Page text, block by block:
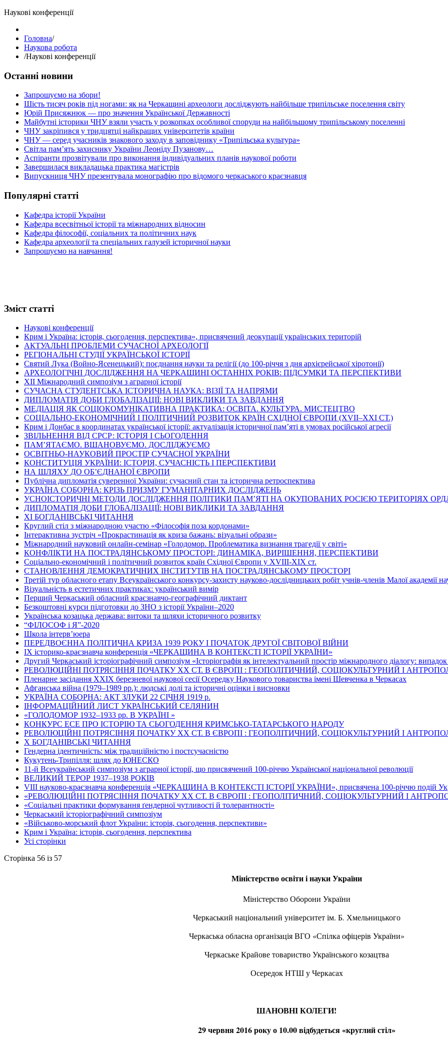
Наукові конференції
Головна/
Наукова робота
/Наукові конференції
Останні новини
Запрошуємо на збори!
Шість тисяч років під ногами: як на Черкащині археологи досліджують найбільше трипільське поселення світу
Юрій Присяжнюк — про значення Української Державності
Майбутні історики ЧНУ взяли участь у розкопках особливої споруди на найбільшому трипільському поселенні
ЧНУ закріпився у тридцятці найкращих університетів країни
ЧНУ — серед учасників знакового заходу в заповіднику «Трипільська культура»
Світла пам’ять захиснику України Леоніду Пузанову…
Аспіранти прозвітували про виконання індивідуальних планів наукової роботи
Завершилася викладацька практика магістрів
Випускниця ЧНУ презентувала монографію про відомого черкаського краєзнавця
Популярні статті
Кафедра історії України
Кафедра всесвітньої історії та міжнародних відносин
Кафедра філософії, соціальних та політичних наук
Кафедра археології та спеціальних галузей історичної науки
Запрошуємо на навчання!
Зміст статті
Наукові конференції
Крим і Україна: історія, сьогодення, перспектива», присвячений деокупації українських територій
АКТУАЛЬНІ ПРОБЛЕМИ СУЧАСНОЇ АРХЕОЛОГІЇ
РЕГІОНАЛЬНІ СТУДІЇ УКРАЇНСЬКОЇ ІСТОРІЇ
Святий Лука (Войно-Ясенецький): поєднання науки та релігії (до 100-річчя з дня архієрейської хіротонії)
АРХЕОЛОГІЧНІ ДОСЛІДЖЕННЯ НА ЧЕРКАЩИНІ ОСТАННІХ РОКІВ: ПІДСУМКИ ТА ПЕРСПЕКТИВИ
ХІІ Міжнародний симпозіум з аграрної історії
СУЧАСНА СТУДЕНТСЬКА ІСТОРИЧНА НАУКА: ВІЗІЇ ТА НАПРЯМИ
ДИПЛОМАТІЯ ДОБИ ГЛОБАЛІЗАЦІЇ: НОВІ ВИКЛИКИ ТА ЗАВДАННЯ
МЕДІАЦІЯ ЯК СОЦІОКОМУНІКАТИВНА ПРАКТИКА: ОСВІТА. КУЛЬТУРА. МИСТЕЦТВО
СОЦІАЛЬНО-ЕКОНОМІЧНИЙ І ПОЛІТИЧНИЙ РОЗВИТОК КРАЇН СХІДНОЇ ЄВРОПИ (ХVІІ–ХХІ СТ.)
Крим і Донбас в координатах української історії: актуалізація історичної пам’яті в умовах російської агресії
ЗВІЛЬНЕННЯ ВІД СРСР: ІСТОРІЯ І СЬОГОДЕННЯ
ПАМ’ЯТАЄМО. ВШАНОВУЄМО. ДОСЛІДЖУЄМО
ОСВІТНЬО-НАУКОВИЙ ПРОСТІР СУЧАСНОЇ УКРАЇНИ
КОНСТИТУЦІЯ УКРАЇНИ: ІСТОРІЯ, СУЧАСНІСТЬ І ПЕРСПЕКТИВИ
НА ШЛЯХУ ДО ОБ’ЄДНАНОЇ ЄВРОПИ
Публічна дипломатія суверенної України: сучасний стан та історична ретроспектива
УКРАЇНА СОБОРНА: КРІЗЬ ПРИЗМУ ГУМАНІТАРНИХ ДОСЛІДЖЕНЬ
УСНОІСТОРИЧНІ МЕТОДИ ДОСЛІДЖЕННЯ ПОЛІТИКИ ПАМ’ЯТІ НА ОКУПОВАНИХ РОСІЄЮ ТЕРИТОРІЯХ
ДИПЛОМАТІЯ ДОБИ ГЛОБАЛІЗАЦІЇ: НОВІ ВИКЛИКИ ТА ЗАВДАННЯ
ХІ БОГДАНІВСЬКІ ЧИТАННЯ
Круглий стіл з міжнародною участю «Філософія поза кордонами»
Інтерактивна зустріч «Прокрастинація як криза бажань: візуальні образи»
Міжнародний науковий онлайн-семінар «Голодомор. Проблематика визнання трагедії у світі»
КОНФЛІКТИ НА ПОСТРАДЯНСЬКОМУ ПРОСТОРІ: ДИНАМІКА, ВИРІШЕННЯ, ПЕРСПЕКТИВИ
Соціально-економічний і політичний розвиток країн Східної Європи у ХVІІІ-ХІХ ст.
СТАНОВЛЕННЯ ДЕМОКРАТИЧНИХ ІНСТИТУТІВ НА ПОСТРАДЯНСЬКОМУ ПРОСТОРІ
Третій тур обласного етапу Всеукраїнського конкурсу-захисту науково-дослідницьких робіт учнів-членів Малої академії
Візуальність в естетичних практиках: український вимір
Перший Черкаський обласний краєзнавчо-географічний диктант
Безкоштовні курси підготовки до ЗНО з історії України–2020
Українська козацька держава: витоки та шляхи історичного розвитку
“ФІЛОСОФ і Я”-2020
Школа інтерв’юера
ПЕРЕДВОЄННА ПОЛІТИЧНА КРИЗА 1939 РОКУ І ПОЧАТОК ДРУГОЇ СВІТОВОЇ ВІЙНИ
ІХ історико-краєзнавча конференція «ЧЕРКАЩИНА В КОНТЕКСТІ ІСТОРІЇ УКРАЇНИ»
Другий Черкаський історіографічний симпозіум «Історіографія як інтелектуальний простір міжнародного діалогу:
РЕВОЛЮЦІЙНІ ПОТРЯСІННЯ ПОЧАТКУ ХХ СТ. В ЄВРОПІ : ГЕОПОЛІТИЧНИЙ, СОЦІОКУЛЬТУРНИЙ І
Пленарне засідання ХХІХ березневої наукової сесії Осередку Наукового товариства імені Шевченка в Черкасах
Афганська війна (1979–1989 рр.): людські долі та історичні оцінки і висновки
УКРАЇНА СОБОРНА: АКТ ЗЛУКИ 22 СІЧНЯ 1919 р.
ІНФОРМАЦІЙНИЙ ЛИСТ УКРАЇНСЬКИЙ СЕЛЯНИН
«ГОЛОДОМОР 1932–1933 рр. В УКРАЇНІ »
КОНКУРС ЕСЕ ПРО ІСТОРІЮ ТА СЬОГОДЕННЯ КРИМСЬКО-ТАТАРСЬКОГО НАРОДУ
РЕВОЛЮЦІЙНІ ПОТРЯСІННЯ ПОЧАТКУ ХХ СТ. В ЄВРОПІ : ГЕОПОЛІТИЧНИЙ, СОЦІОКУЛЬТУРНИЙ І
Х БОГДАНІВСЬКІ ЧИТАННЯ
Гендерна ідентичність: між традиційністю і постсучасністю
Кукутень-Трипілля: шлях до ЮНЕСКО
11-й Всеукраїнський симпозіум з аграрної історії, що присвячений 100-річчю Української національної революції
ВЕЛИКИЙ ТЕРОР 1937–1938 РОКІВ
VІІІ науково-краєзнавча конференція «ЧЕРКАЩИНА В КОНТЕКСТІ ІСТОРІЇ УКРАЇНИ», присвячена 100-річчю подій
«РЕВОЛЮЦІЙНІ ПОТРЯСІННЯ ПОЧАТКУ ХХ СТ. В ЄВРОПІ : ГЕОПОЛІТИЧНИЙ, СОЦІОКУЛЬТУРНИЙ І
«Соціальні практики формування ґендерної чутливості й толерантності»
Черкаський історіографічний симпозіум
«Військово-морський флот України: історія, сьогодення, перспективи»
Крим і Україна: історія, сьогодення, перспектива
Усі сторінки
Сторінка 56 із 57
Міністерство освіти і науки України
Міністерство Оборони України
Черкаський національний університет ім. Б. Хмельницького
Черкаська обласна організація ВГО «Спілка офіцерів України»
Черкаське Крайове товариство Українського козацтва
Осередок НТШ у Черкасах
ШАНОВНІ КОЛЕГИ!
29 червня 2016 року о 10.00 відбудеться «круглий стіл»